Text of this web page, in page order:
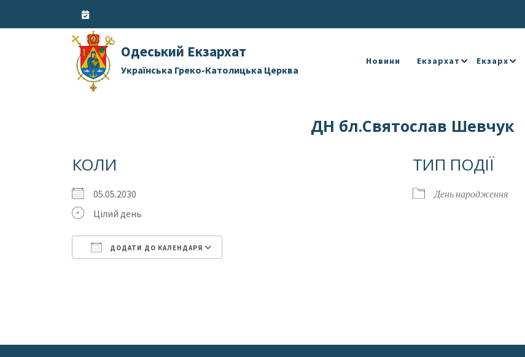
Одеський Екзархат
Українська Греко-Католицька Церква
Новини Екзархат Екзарх
ДН бл.Святослав Шевчук
КОЛИ
05.05.2030
Цілий день
ДОДАТИ ДО КАЛЕНДАРЯ
ТИП ПОДІЇ
День народження